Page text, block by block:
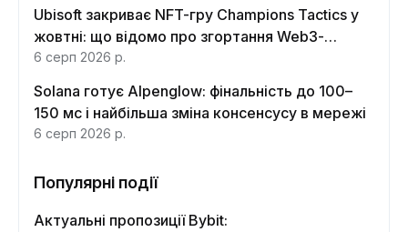
Ubisoft закриває NFT-гру Champions Tactics у
жовтні: що відомо про згортання Web3-
функцій
6 серп 2026 р.
Solana готує Alpenglow: фінальність до 100–
150 мс і найбільша зміна консенсусу в мережі
6 серп 2026 р.
Популярні події
Актуальні пропозиції Bybit: